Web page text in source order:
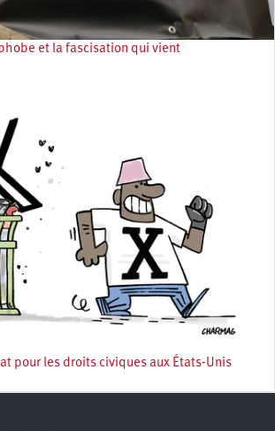
et la fascisation qui vient
pour les droits civiques aux États-Unis